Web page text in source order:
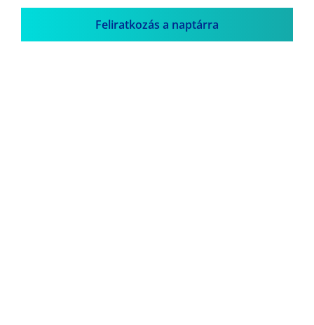
Feliratkozás a naptárra